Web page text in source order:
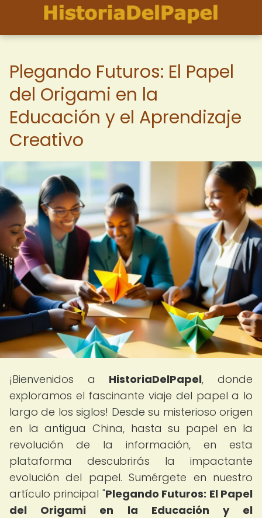
Plegando Futuros: El Papel
del Origami en la
Educación y el Aprendizaje
Creativo
¡Bienvenidos a HistoriaDelPapel, donde
exploramos el fascinante viaje del papel a lo
largo de los siglos! Desde su misterioso origen
en la antigua China, hasta su papel en la
revolución de la información, en esta
plataforma descubrirás la impactante
evolución del papel. Sumérgete en nuestro
artículo principal "Plegando Futuros: El Papel
del Origami en la Educación y el